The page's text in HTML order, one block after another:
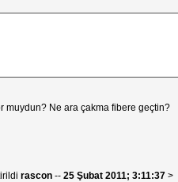
muydun? Ne ara çakma fibere geçtin?
rascon -- 25 Şubat 2011; 3:11:37 >